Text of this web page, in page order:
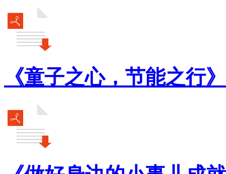
《童子之心，节能之行